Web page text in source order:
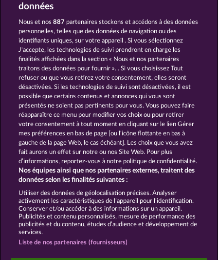
MACHINES À SOUS COMME
SNEGUROCHKA
HALLOW REELS BEER PARTY
CGU Charte de confidentialité
Mentions légales Société FAQ
Programme d'affiliation
Envoyer la demande de rétractation
données
Nous et nos887 partenaires stockons et accédons à des données
personnelles, telles que des données de navigation ou des
identifiants uniques, sur votre appareil . Si vous sélectionnez
J'accepte, les technologies de suivi prendront en charge les
finalités affichées dans la section « Nous et nos partenaires
traitons des données pour fournir ». . Si vous choisissez Tout
refuser ou que vous retirez votre consentement, elles seront
désactivées. Si les technologies de suivi sont désactivées, il est
possible que certains contenus et annonces qui vous sont
présentés ne soient pas pertinents pour vous. Vous pouvez faire
réapparaître ce menu pour modifier vos choix ou pour retirer
votre consentement à tout moment en cliquant sur le lien Gérer
mes préférences en bas de page [ou l'icône flottante en bas à
gauche de la page Web, le cas échéant]. Les choix que vous avez
fait aurons un effet sur notre ou nos Site Web. Pour plus
d’informations, reportez-vous à notre politique de confidentialité.
Nos équipes ainsi que nos partenaires externes, traitent des
données selon les finalités suivantes :
Utiliser des données de géolocalisation précises. Analyser
activement les caractéristiques de l’appareil pour l’identification.
Conserver et/ou accéder à des informations sur un appareil.
Publicités et contenu personnalisés, mesure de performance des
publicités et du contenu, études d’audience et développement de
services.
Liste de nos partenaires (fournisseurs)